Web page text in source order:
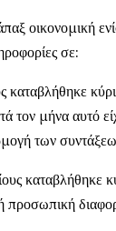
οικονομική
σε:
τον μήνα αυτό
των
καταβλήθηκε